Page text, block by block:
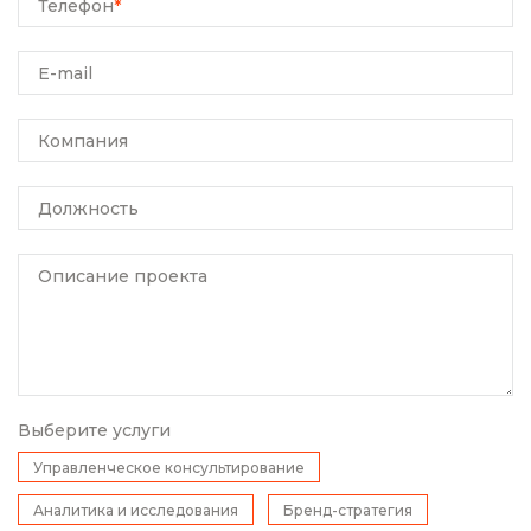
Телефон*
E-mail
Компания
Должность
Описание проекта
Выберите услуги
Управленческое консультирование
Аналитика и исследования Бренд-стратегия